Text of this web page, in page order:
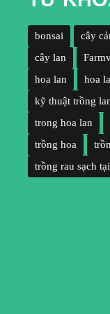
bonsai cây
cây lan
hoa lan
hoa
kỹ thuật trồng
trong hoa lan
trồng hoa
trồng rau sạch